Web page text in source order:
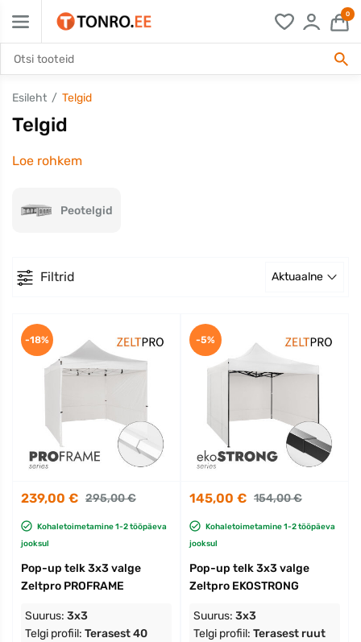
0
Esileht Telgid
Telgid
Loe rohkem
Peotelgid
Filtrid Aktuaalne
239,00 € 295,00 €
Kohaletoimetamine 1-2 tööpäeva
jooksul
Pop-up telk 3x3 valge
Zeltpro PROFRAME
Suurus: 3x3
Telgi profiil: Terasest 40
-18%
145,00 € 154,00 €
Kohaletoimetamine 1-2 tööpäeva
jooksul
Pop-up telk 3x3 valge
Zeltpro EKOSTRONG
Suurus: 3x3
Telgi profiil: Terasest ruut
-5%